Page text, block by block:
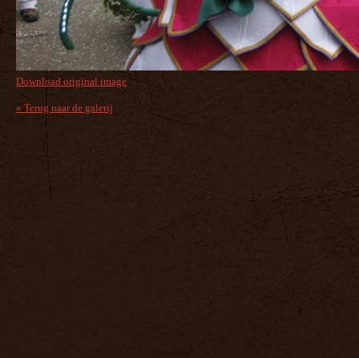
Download original image
« Terug naar de galerij